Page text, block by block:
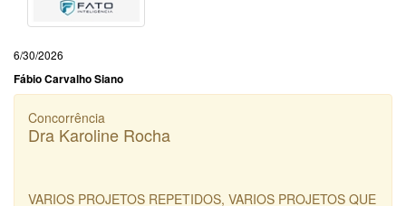
6/30/2026
Fábio Carvalho Siano
Concorrência
Dra Karoline Rocha
VARIOS PROJETOS REPETIDOS, VARIOS PROJETOS QUE